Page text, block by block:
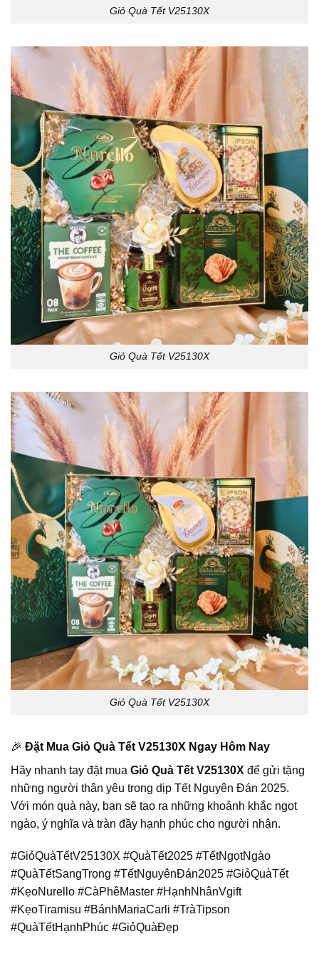
Giỏ Quà Tết V25130X
Giỏ Quà Tết V25130X
Giỏ Quà Tết V25130X
🎉 Đặt Mua Giỏ Quà Tết V25130X Ngay Hôm Nay
Hãy nhanh tay đặt mua Giỏ Quà Tết V25130X để gửi tặng
những người thân yêu trong dịp Tết Nguyên Đán 2025.
Với món quà này, bạn sẽ tạo ra những khoảnh khắc ngọt
ngào, ý nghĩa và tràn đầy hạnh phúc cho người nhận.
#GiỏQuàTếtV25130X #QuàTết2025 #TếtNgọtNgào
#QuàTếtSangTrọng #TếtNguyênĐán2025 #GiỏQuàTết
#KẹoNurello #CàPhêMaster #HạnhNhânVgift
#KẹoTiramisu #BánhMariaCarli #TràTipson
#QuàTếtHạnhPhúc #GiỏQuàĐẹp